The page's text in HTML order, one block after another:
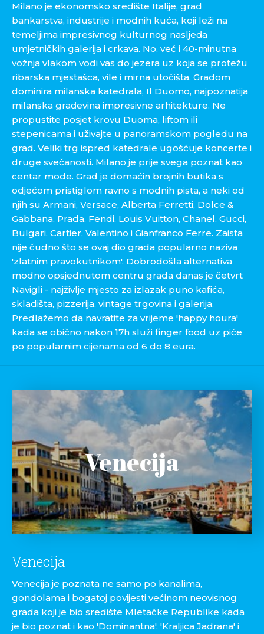
Milano je ekonomsko središte Italije, grad
bankarstva, industrije i modnih kuća, koji leži na
temeljima impresivnog kulturnog nasljeđa
umjetničkih galerija i crkava. No, već i 40-minutna
vožnja vlakom vodi vas do jezera uz koja se protežu
ribarska mjestašca, vile i mirna utočišta. Gradom
dominira milanska katedrala, Il Duomo, najpoznatija
milanska građevina impresivne arhitekture. Ne
propustite posjet krovu Duoma, liftom ili
stepenicama i uživajte u panoramskom pogledu na
grad. Veliki trg ispred katedrale ugošćuje koncerte i
druge svečanosti. Milano je prije svega poznat kao
centar mode. Grad je domaćin brojnih butika s
odjećom pristiglom ravno s modnih pista, a neki od
njih su Armani, Versace, Alberta Ferretti, Dolce &
Gabbana, Prada, Fendi, Louis Vuitton, Chanel, Gucci,
Bulgari, Cartier, Valentino i Gianfranco Ferre. Zaista
nije čudno što se ovaj dio grada popularno naziva
'zlatnim pravokutnikom'. Dobrodošla alternativa
modno opsjednutom centru grada danas je četvrt
Navigli - najživlje mjesto za izlazak puno kafića,
skladišta, pizzerija, vintage trgovina i galerija.
Predlažemo da navratite za vrijeme 'happy houra'
kada se obično nakon 17h služi finger food uz piće
po popularnim cijenama od 6 do 8 eura.
Venecija
Venecija
Venecija je poznata ne samo po kanalima,
gondolama i bogatoj povijesti većinom neovisnog
grada koji je bio središte Mletačke Republike kada
je bio poznat i kao 'Dominantna', 'Kraljica Jadrana' i